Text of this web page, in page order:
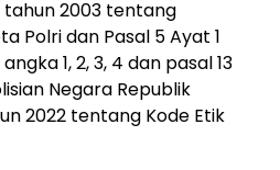
tahun 2003 tentang
Polri dan Pasal 5 Ayat 1
1, 2, 3, 4 dan pasal 13
Negara Republik
2022 tentang Kode Etik